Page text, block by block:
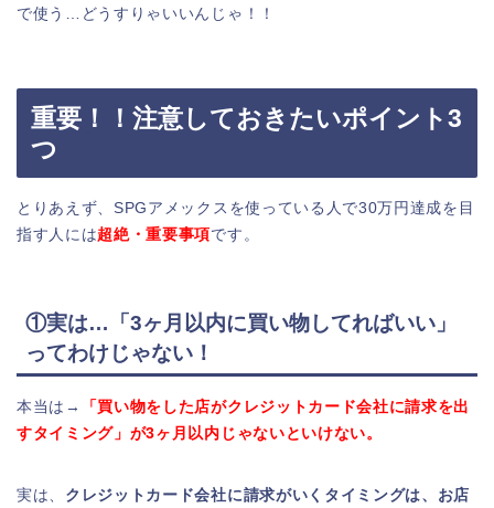
で使う…どうすりゃいいんじゃ！！
重要！！注意しておきたいポイント3
つ
とりあえず、SPGアメックスを使っている人で30万円達成を目
指す人には超絶・重要事項です。
①実は…「3ヶ月以内に買い物してればいい」
ってわけじゃない！
本当は→
「買い物をした店がクレジットカード会社に請求を出
すタイミング」が3ヶ月以内じゃないといけない。
実は、 クレジットカード会社に請求がいくタイミングは、お店